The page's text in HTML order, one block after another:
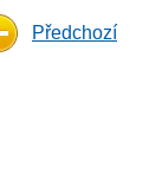
Předchozí